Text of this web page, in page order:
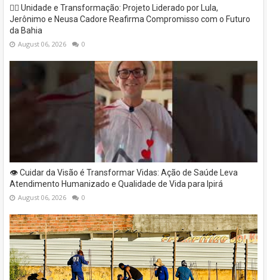
✊🏽 Unidade e Transformação: Projeto Liderado por Lula,
Jerônimo e Neusa Cadore Reafirma Compromisso com o Futuro
da Bahia
August 06, 2026 0
👁️ Cuidar da Visão é Transformar Vidas: Ação de Saúde Leva
Atendimento Humanizado e Qualidade de Vida para Ipirá
August 06, 2026 0